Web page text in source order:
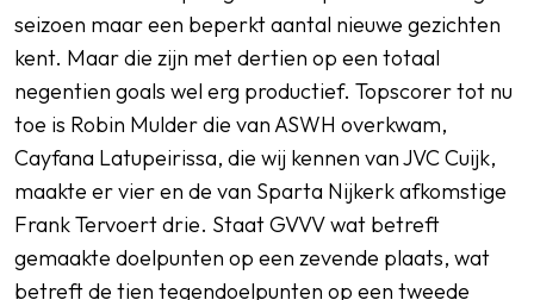
seizoen maar een beperkt aantal nieuwe gezichten
kent. Maar die zijn met dertien op een totaal
negentien goals wel erg productief. Topscorer tot nu
toe is Robin Mulder die van ASWH overkwam,
Cayfana Latupeirissa, die wij kennen van JVC Cuijk,
maakte er vier en de van Sparta Nijkerk afkomstige
Frank Tervoert drie. Staat GVVV wat betreft
gemaakte doelpunten op een zevende plaats, wat
betreft de tien tegendoelpunten op een tweede